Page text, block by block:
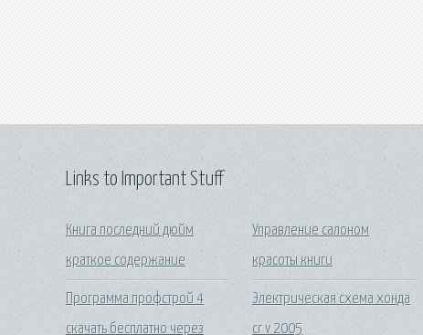
Links to Important Stuff
Книга последний дюйм
краткое содержание
Программа профстрой 4
скачать бесплатно через
Управление салоном
красоты книги
Электрическая схема хонда
cr v 2005